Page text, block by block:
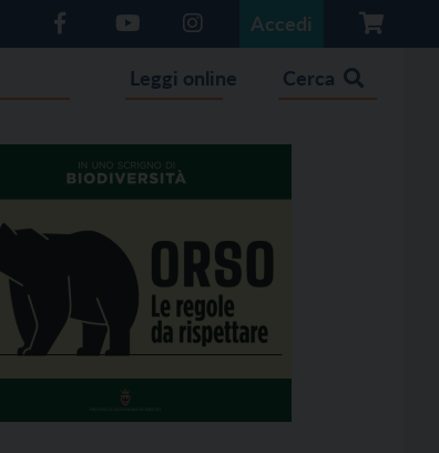
Accedi
Leggi online Cerca